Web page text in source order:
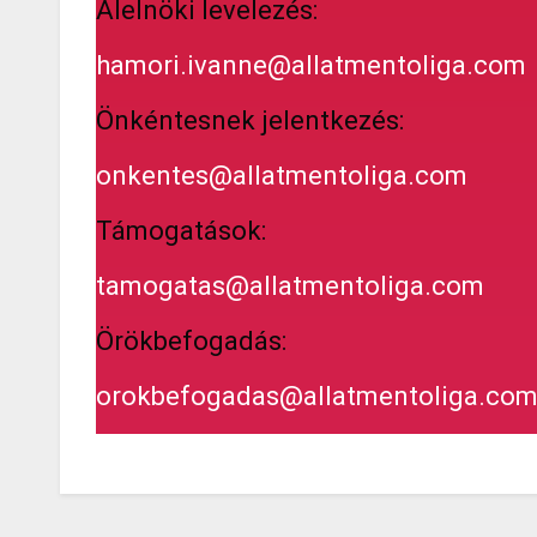
Alelnöki levelezés:
hamori.ivanne@allatmentoliga.com
Önkéntesnek jelentkezés:
onkentes@allatmentoliga.com
Támogatások:
tamogatas@allatmentoliga.com
Örökbefogadás:
orokbefogadas@allatmentoliga.com